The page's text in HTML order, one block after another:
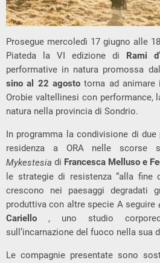
Prosegue mercoledì 17 giugno alle
Piateda la VI edizione di
Rami
performative in natura promossa
sino al 22 agostotorna ad
Orobie valtellinesi con performance,
natura nella provincia di Sondrio.
In programma la condivisione di
residenza a ORA nelle scorse
Mykestesia di Francesca Melluso e
le strategie di resistenza “alla fine
crescono nei paesaggi degradati
produttiva con altre specie A seguire
Cariello , uno studio
sull’incarnazione del fuoco nella sua
Le compagnie presentate sono